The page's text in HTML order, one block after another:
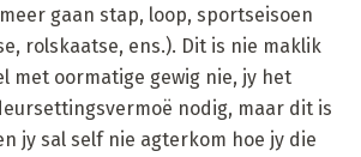
gaan stap, loop, sportseisoen
rolskaatse, ens.). Dit is nie maklik
met oormatige gewig nie, jy het
nodig, maar dit is
jy sal self nie agterkom hoe jy die